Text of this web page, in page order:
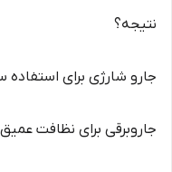
نتیجه؟
جارو شارژی برای استفاده
جاروبرقی برای نظافت